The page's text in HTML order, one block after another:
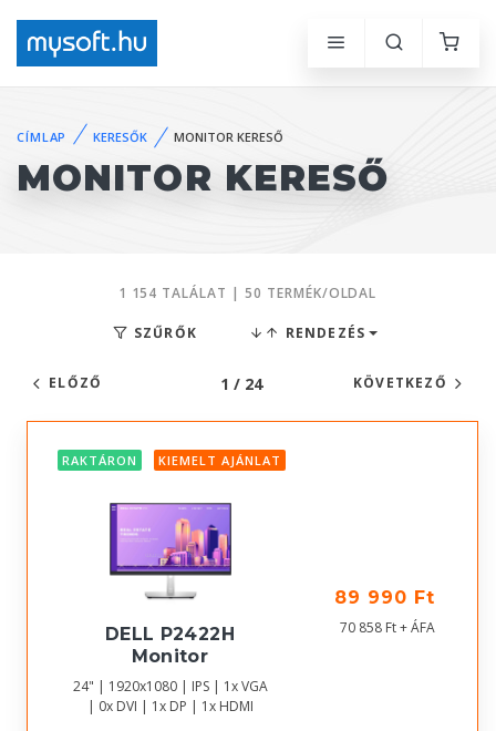
CÍMLAP KERESŐK MONITOR KERESŐ
MONITOR KERESŐ
1 154 TALÁLAT | 50 TERMÉK/OLDAL
SZŰRŐK RENDEZÉS
ELŐZŐ 1 / 24 KÖVETKEZŐ
RAKTÁRON KIEMELT AJÁNLAT
DELL P2422H
Monitor
24" | 1920x1080 | IPS | 1x VGA
| 0x DVI | 1x DP | 1x HDMI
89 990 Ft
70 858 Ft + ÁFA